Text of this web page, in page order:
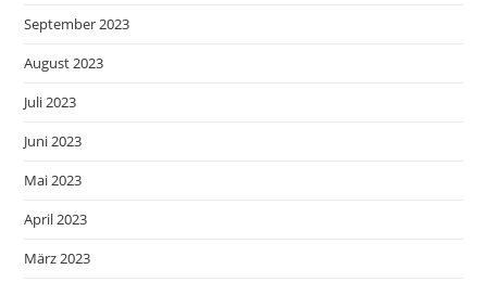
September 2023
August 2023
Juli 2023
Juni 2023
Mai 2023
April 2023
März 2023